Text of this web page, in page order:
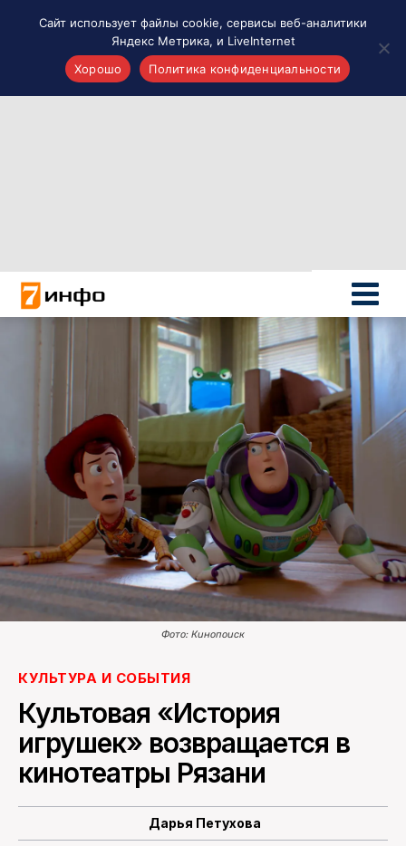
Новости России
Политика
Новости мира
Все материалы 7инфо
ПОИСК ПО САЙТУ
Фото: Кинопоиск
КУЛЬТУРА И СОБЫТИЯ
Культовая «История
игрушек» возвращается в
кинотеатры Рязани
Дарья Петухова
Сайт использует файлы cookie, сервисы веб-аналитики
Яндекс Метрика, и LiveInternet
Хорошо
Политика конфиденциальности